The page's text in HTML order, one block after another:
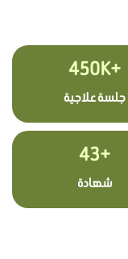
+450K
جلسة علاجية
+43
شهادة